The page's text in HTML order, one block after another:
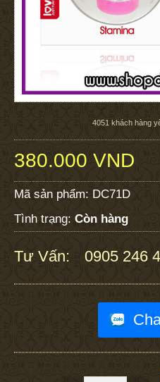
4051 khách hàng
380.000 VND
Mã sản phẩm: DC71D
Tình trạng: Còn hàng
Tư Vấn: 0905 246